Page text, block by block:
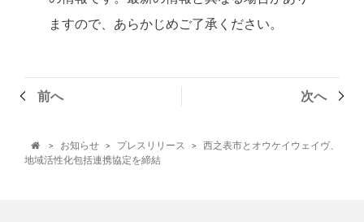
ますので、あらかじめご了承ください。
前へ 次へ
 > お知らせ > プレスリリース > 西之表市とオウケイウェイヴ、
地域活性化包括連携協定を締結